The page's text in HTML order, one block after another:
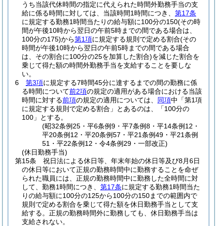
うち当該代休時間の指定に代えられた時間外勤務手当の支
給に係る時間に対しては、当該時間1時間につき、 第17条
に規定する勤務1時間当たりの給与額に100分の150(その時
間が午後10時から翌日の午前5時までの間である場合は、
100分の175)から第1項に規定する規則で定める割合(その
時間が午後10時から翌日の午前5時までの間である場合
は、その割合に100分の25を加算した割合)を減じた割合を
乗じて得た額の時間外勤務手当を支給することを要しな
い。
6
第3項に規定する7時間45分に達するまでの間の勤務に係
る時間について前2項の規定の適用がある場合における当該
時間に対する前項の規定の適用については、 同項中「第1項
に規定する規則で定める割合」とあるのは、「100分の
100」とする。
(昭32条例25・平6条例9・平7条例8・平14条例12・
平20条例12・平20条例57・平21条例49・平21条例
51・平22条例12・令4条例29・一部改正)
(休日勤務手当)
第15条
祝日法による休日等、年末年始の休日等及び8月6日
の休日等において正規の勤務時間中に勤務することを命ぜ
られた職員には、正規の勤務時間中に勤務した全時間に対
して、勤務1時間につき、 第17条に規定する勤務1時間当た
りの給与額に100分の125から100分の150までの範囲内で
規則で定める割合を乗じて得た額を休日勤務手当として支
給する。 正規の勤務時間外に勤務しても、休日勤務手当は
支給されない。